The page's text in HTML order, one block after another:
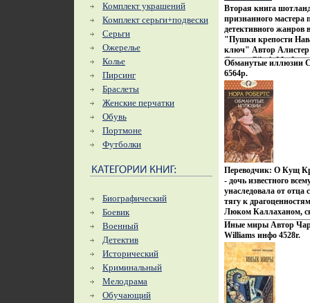
Комплект украшений
Комплект серьги+подвески
Серьги
Ожерелье
Колье
Пирсинг
Браслеты
Женские перчатки
Обувь
Портмоне
Футболки
Биографический
Боевик
Военный
Детектив
Исторический
Криминальный
Мелодрама
Обучающий
Вторая книга
признанного мастера
детективного
"Пушки крепости
ключ" Автор
George Gilach
второй мировой
ВМС Из страшных
родилась первая
"Корабль Ее
русском переводе -
qвмжчэ"Улисс")
Обманутые иллюзии
6564p.
Переводчик: О Кущ
- дочь известного
унаследовала от отца
тягу к
Люком Каллаханом,
артвагащистом с
который использует
только на арене
партнерами на сцене,
потом и в страсти Но
заставляет Люка
неблагополучием
Нора Робертс уводит
Иные миры Автор
Williams инфо 4528r.